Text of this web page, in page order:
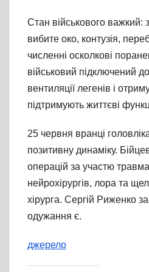
Стан військового важкий:
вибите око, контузія,
численні осколкові
військовий підключений
вентиляції легенів і
підтримують життєві
25 червня вранці
позитивну динаміку.
операцій за участю
нейрохірургів, лора та
хірурга. Сергій Риженко
одужання є.
джерело